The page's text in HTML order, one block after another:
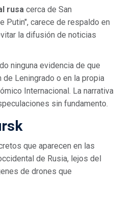
rusa cerca de San
Putin", carece de respaldo en
la difusión de noticias
ninguna evidencia de que
de Leningrado o en la propia
Internacional. La narrativa
sin fundamento.
que aparecen en las
de Rusia, lejos del
de drones que